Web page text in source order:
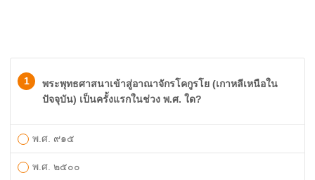
1
พระพุทธศาสนาเข้าสู่อาณาจักรโคกูรโย (เกาหลีเหนือใน
ปัจจุบัน) เป็นครั้งแรกในช่วง พ.ศ. ใด?
พ.ศ. ๙๑๕
พ.ศ. ๒๕๐๐